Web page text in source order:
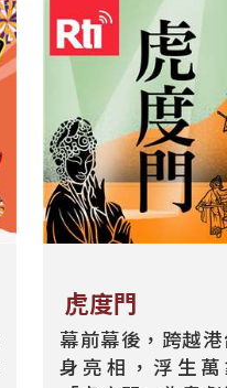
虎度門
幕前幕後，跨越
身亮相，浮生